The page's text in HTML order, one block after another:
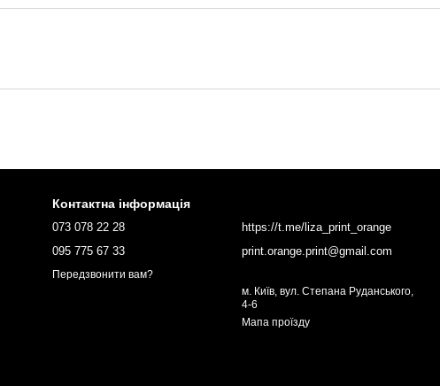
Контактна інформація
073 078 22 28
095 775 67 33
Передзвонити вам?
https://t.me/liza_print_orange
print.orange.print@gmail.com
м. Київ, вул. Степана Руданського,
4-6
Мапа проїзду